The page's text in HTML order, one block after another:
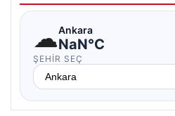
☁Ankara
NaN°C
ŞEHIR SEÇ